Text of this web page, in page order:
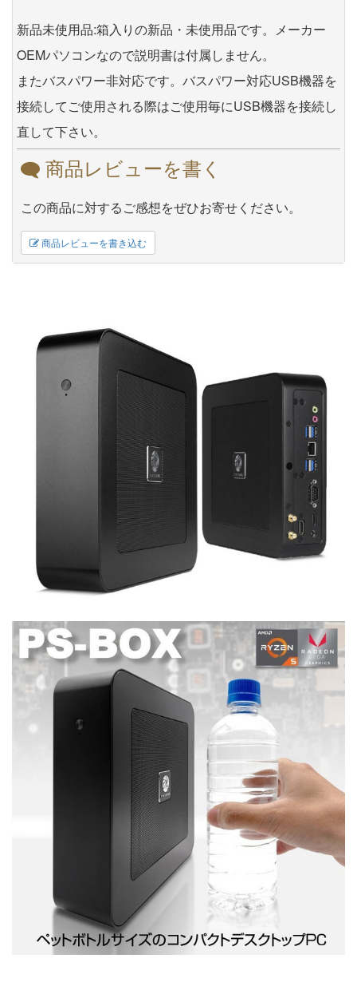
新品未使用品:箱入りの新品・未使用品です。メーカー
OEMパソコンなので説明書は付属しません。
またバスパワー非対応です。バスパワー対応USB機器を
接続してご使用される際はご使用毎にUSB機器を接続し
直して下さい。
商品レビューを書く
この商品に対するご感想をぜひお寄せください。
商品レビューを書き込む